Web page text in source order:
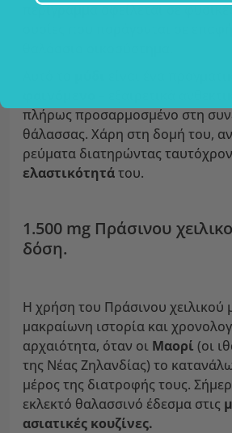
περίγραμμα οφείλεται σε
πλήρως προσαρμοσμένο στη
θάλασσας. Χάρη στη δομή του,
ρεύματα διατηρώντας
ελαστικότητάτου.
1.500 mg Πράσινου
δόση.
Η χρήση του Πράσινου χειλικού
μακραίωνη ιστορία και
αρχαιότητα, όταν οι Μαορί (οι
της Νέας Ζηλανδίας) το
μέρος της διατροφής τους.
εκλεκτό θαλασσινό έδεσμα στις
ασιατικές κουζίνες.